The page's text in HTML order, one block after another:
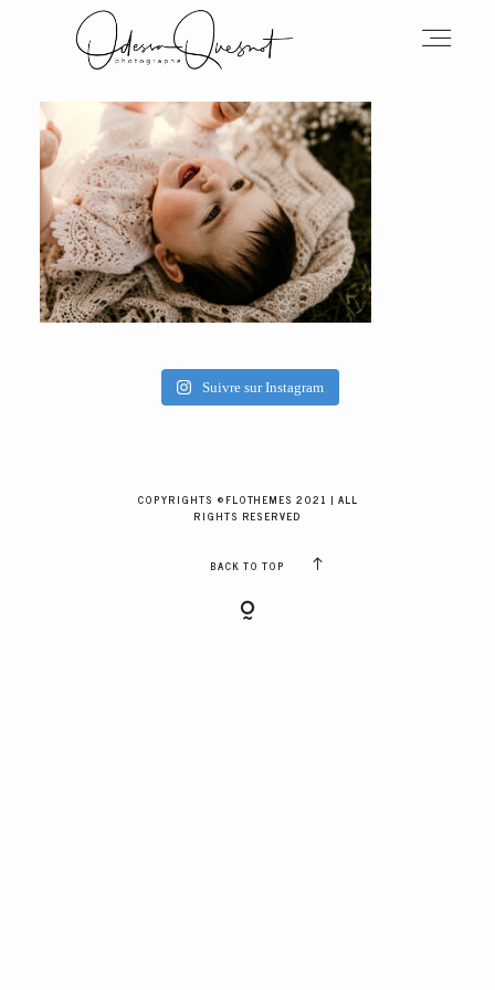
Suivre sur Instagram
COPYRIGHTS ©FLOTHEMES 2021 | ALL
RIGHTS RESERVED
BACK TO TOP
INFOS
MON TRAVAIL
VOS MOTS D'AMOUR
GALERIES CLIENTS
RÉSERVER